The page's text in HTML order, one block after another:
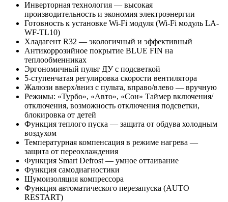
Инверторная технология — высокая
производительность и экономия электроэнергии
Готовность к установке Wi-Fi модуля (Wi-Fi модуль LA-
WF-TL10)
Хладагент R32 — экологичный и эффективный
Антикоррозийное покрытие BLUE FIN на
теплообменниках
Эргономичный пульт ДУ с подсветкой
5-ступенчатая регулировка скорости вентилятора
Жалюзи вверх/вниз с пульта, вправо/влево — вручную
Режимы: «Турбо», «Авто», «Сон» Таймер включения/
отключения, возможность отключения подсветки,
блокировка от детей
Функция теплого пуска — защита от обдува холодным
воздухом
Температурная компенсация в режиме нагрева —
защита от переохлаждения
Функция Smart Defrost — умное оттаивание
Функция самодиагностики
Шумоизоляция компрессора
Функция автоматического перезапуска (AUTO
RESTART)